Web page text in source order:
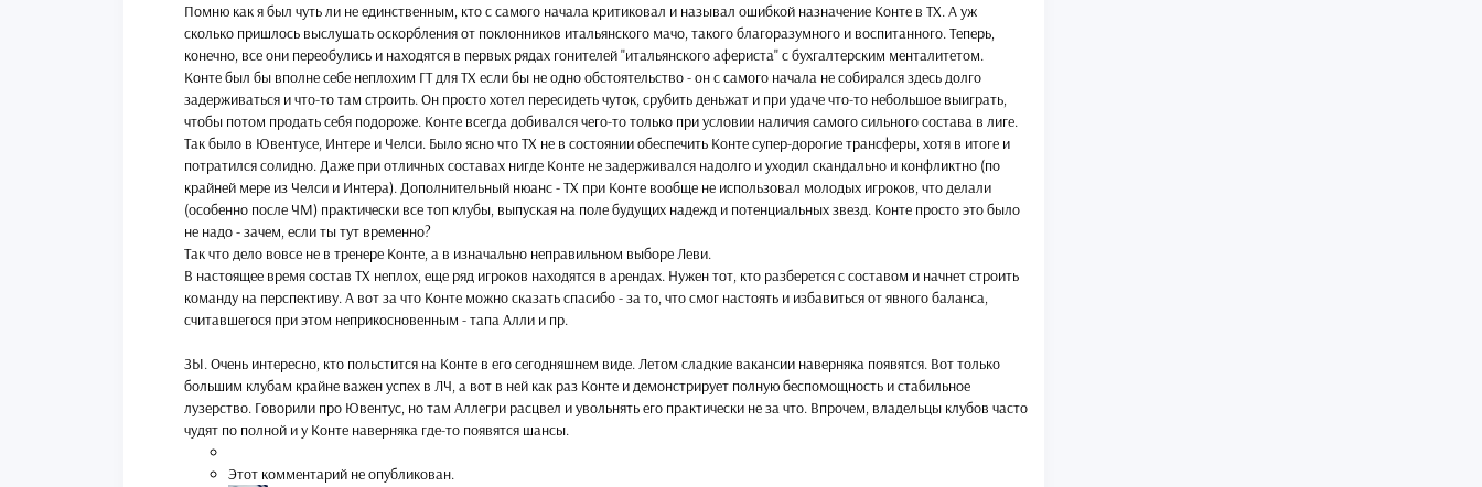
Помню как я был чуть ли не единственным, кто с самого начала критиковал и называл ошибкой назначение Конте в ТХ. А уж
сколько пришлось выслушать оскорбления от поклонников итальянского мачо, такого благоразумного и воспитанного. Теперь,
конечно, все они переобулись и находятся в первых рядах гонителей "итальянского афериста" с бухгалтерским менталитетом.
Конте был бы вполне себе неплохим ГТ для ТХ если бы не одно обстоятельство - он с самого начала не собирался здесь долго
задерживаться и что-то там строить. Он просто хотел пересидеть чуток, срубить деньжат и при удаче что-то небольшое выиграть,
чтобы потом продать себя подороже. Конте всегда добивался чего-то только при условии наличия самого сильного состава в лиге.
Так было в Ювентусе, Интере и Челси. Было ясно что ТХ не в состоянии обеспечить Конте супер-дорогие трансферы, хотя в итоге и
потратился солидно. Даже при отличных составах нигде Конте не задерживался надолго и уходил скандально и конфликтно (по
крайней мере из Челси и Интера). Дополнительный нюанс - ТХ при Конте вообще не использовал молодых игроков, что делали
(особенно после ЧМ) практически все топ клубы, выпуская на поле будущих надежд и потенциальных звезд. Конте просто это было
не надо - зачем, если ты тут временно?
Так что дело вовсе не в тренере Конте, а в изначально неправильном выборе Леви.
В настоящее время состав ТХ неплох, еще ряд игроков находятся в арендах. Нужен тот, кто разберется с составом и начнет строить
команду на перспективу. А вот за что Конте можно сказать спасибо - за то, что смог настоять и избавиться от явного баланса,
считавшегося при этом неприкосновенным - тапа Алли и пр.
ЗЫ. Очень интересно, кто польстится на Конте в его сегодняшнем виде. Летом сладкие вакансии наверняка появятся. Вот только
большим клубам крайне важен успех в ЛЧ, а вот в ней как раз Конте и демонстрирует полную беспомощность и стабильное
лузерство. Говорили про Ювентус, но там Аллегри расцвел и увольнять его практически не за что. Впрочем, владельцы клубов часто
чудят по полной и у Конте наверняка где-то появятся шансы.
Этот комментарий не опубликован.